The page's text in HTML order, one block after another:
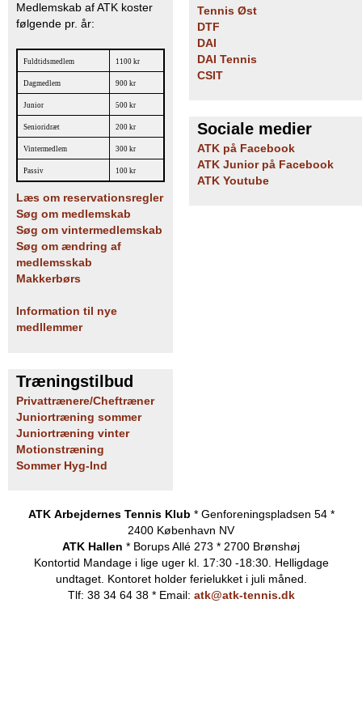
Medlemskab af ATK koster
følgende pr. år:
Fuldtidsmedlem 1100 kr
Dagmedlem 900 kr
Junior 500 kr
Senioridræt 200 kr
Vintermedlem 300 kr
Passiv 100 kr
Læs om reservationsregler
Søg om medlemskab
Søg om vintermedlemskab
Søg om ændring af
medlemsskab
Makkerbørs
Information til nye
medllemmer
Træningstilbud
Privattrænere/Cheftræner
Juniortræning sommer
Juniortræning vinter
Motionstræning
Sommer Hyg-Ind
Tennis Øst
DTF
DAI
DAI Tennis
CSIT
Sociale medier
ATK på Facebook
ATK Junior på Facebook
ATK Youtube
ATK Arbejdernes Tennis Klub * Genforeningspladsen 54 *
2400 København NV
ATK Hallen * Borups Allé 273 * 2700 Brønshøj
Kontortid Mandage i lige uger kl. 17:30 -18:30. Helligdage
undtaget.
Kontoret holder ferielukket i juli måned.
Tlf: 38 34 64 38 * Email: atk@atk-tennis.dk